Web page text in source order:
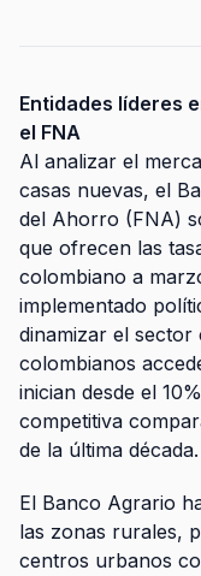
Entidades líderes
el FNA
Al analizar el
casas nuevas, el
del Ahorro (FNA)
que ofrecen las
colombiano a
implementado
dinamizar el
colombianos
inician desde el
competitiva
de la última década.
El Banco Agrario
las zonas rurales,
centros urbanos